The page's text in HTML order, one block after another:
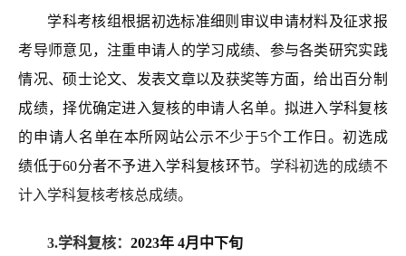
学科考核组根据初选标准细则审议申请材料及征求报
考导师意见，注重申请人的学习成绩、参与各类研究实践
情况、硕士论文、发表文章以及获奖等方面，给出百分制
成绩，择优确定进入复核的申请人名单。拟进入学科复核
的申请人名单在本所网站公示不少于5个工作日。初选成
绩低于60分者不予进入学科复核环节。 学科初选的成绩不
计入学科复核考核总成绩。
3.学科复核：2023年 4月中下旬